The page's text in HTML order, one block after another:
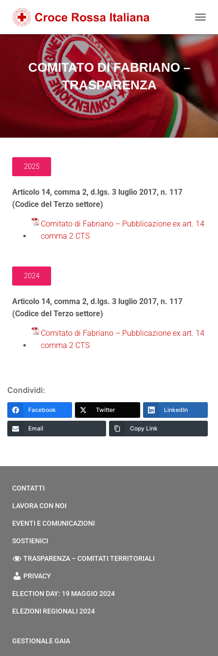
COMITATO DI FABRIANO –
TRASPARENZA
2025
Articolo 14, comma 2, d.lgs. 3 luglio 2017, n. 117
(Codice del Terzo settore)
Comitato di Fabriano – Pubblicazione ex art. 14
comma 2 CTS
2024
Articolo 14, comma 2, d.lgs. 3 luglio 2017, n. 117
(Codice del Terzo settore)
Comitato di Fabriano – Pubblicazione ex art. 14
comma 2 CTS
Condividi:
Facebook Twitter LinkedIn
Email Copy Link
CONTATTI
LAVORA CON NOI
EVENTI E COMUNICAZIONI
SOSTIENICI
TRASPARENZA – COMITATI TERRITORIALI
PRIVACY
ELECTION DAY: 19 MAGGIO 2024
ELEZIONI REGIONALI 2024
GESTIONALE GAIA